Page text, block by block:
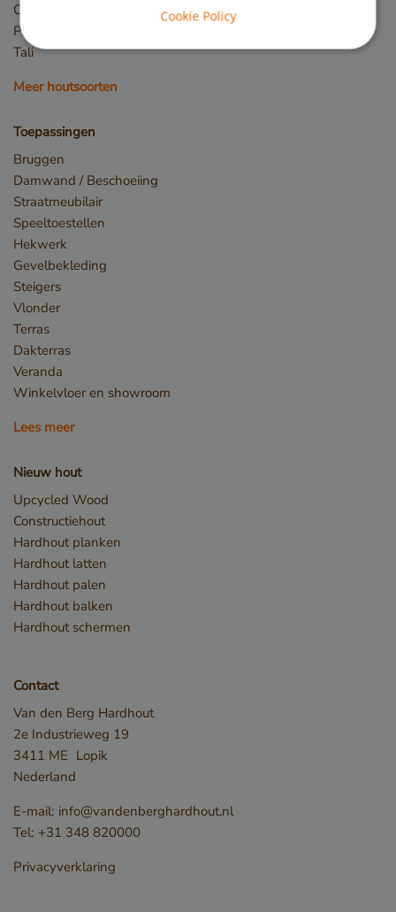
Okan
Piquia
Tali
Meer houtsoorten
Toepassingen
Bruggen
Damwand / Beschoeiing
Straatmeubilair
Speeltoestellen
Hekwerk
Gevelbekleding
Steigers
Vlonder
Terras
Dakterras
Veranda
Winkelvloer en showroom
Lees meer
Nieuw hout
Upcycled Wood
Constructiehout
Hardhout planken
Hardhout latten
Hardhout palen
Hardhout balken
Hardhout schermen
Contact
Van den Berg Hardhout
2e Industrieweg 19
3411 ME Lopik
Nederland
E-mail: info@vandenberghardhout.nl
Tel: +31 348 820000
Privacyverklaring
kernfunctionaliteiten van de website mogelijk, zoals
gebruikersaanmelding en accountbeheer. De
Naam
__cf_bm
Google Privacy Policy
Cookie Policy